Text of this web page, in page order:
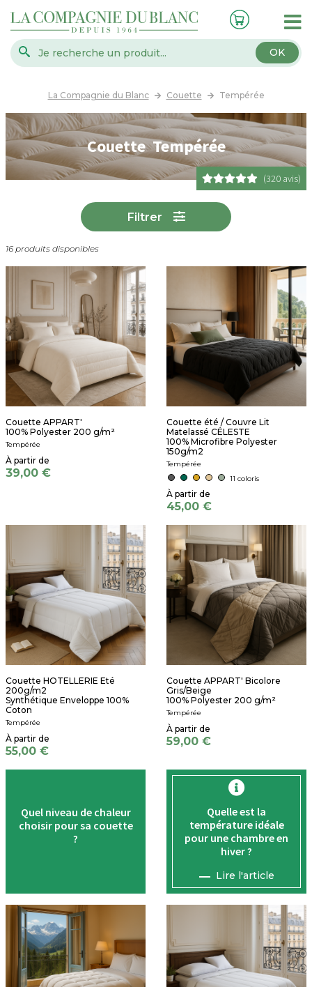
OK
La Compagnie du Blanc Couette Tempérée
Couette Tempérée
(320 avis)
Filtrer
16 produits disponibles
Couette APPART'
100% Polyester 200 g/m²
Tempérée
39,00 €
Couette été / Couvre Lit
Matelassé CÉLESTE
100% Microfibre Polyester
150g/m2
Tempérée
11 coloris
45,00 €
Couette HOTELLERIE Eté
200g/m2
Synthétique Enveloppe 100%
Coton
Tempérée
55,00 €
Couette APPART' Bicolore
Gris/Beige
100% Polyester 200 g/m²
Tempérée
59,00 €
Quel niveau de chaleur
choisir pour sa couette
?
Quelle est la
températureidéale
pour une chambre en
hiver ?
Lire l'article